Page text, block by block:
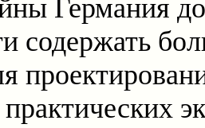
Германия
содержать